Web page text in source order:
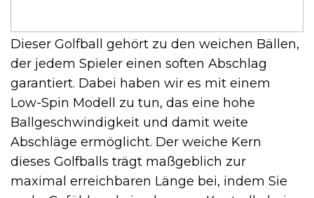
Dieser Golfball gehört zu den weichen Bällen,
der jedem Spieler einen soften Abschlag
garantiert. Dabei haben wir es mit einem
Low-Spin Modell zu tun, das eine hohe
Ballgeschwindigkeit und damit weite
Abschläge ermöglicht. Der weiche Kern
dieses Golfballs trägt maßgeblich zur
maximal erreichbaren Länge bei, indem Sie